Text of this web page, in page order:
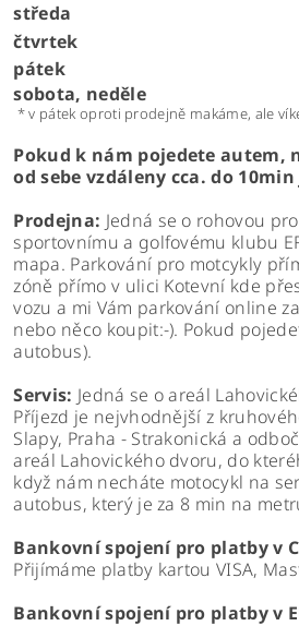
středa
čtvrtek
pátek
sobota, neděle
* v pátek oproti prodejně makáme, ale
Pokud k nám pojedete autem,
od sebe vzdáleny cca. do
Prodejna: Jedná se o rohovou
sportovnímu a golfovému klubu
mapa. Parkování pro motcykly
zóně přímo v ulici Kotevní kde
vozu a mi Vám parkování online
nebo něco koupit:-). Pokud
autobus).
Servis: Jedná se o areál
Příjezd je nejvhodnější z
Slapy, Praha - Strakonická a
areál Lahovického dvoru, do
když nám necháte motocykl na
autobus, který je za 8 min na
Bankovní spojení pro platby v
Přijímáme platby kartou VISA,
Bankovní spojení pro platby v